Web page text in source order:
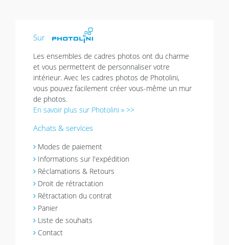
Sur
Les ensembles de cadres photos ont du charme
et vous permettent de personnaliser votre
intérieur. Avec les cadres photos de Photolini,
vous pouvez facilement créer vous-même un mur
de photos.
En savoir plus sur Photolini » >>
Achats & services
Modes de paiement
Informations sur l'expédition
Réclamations & Retours
Droit de rétractation
Rétractation du contrat
Panier
Liste de souhaits
Contact